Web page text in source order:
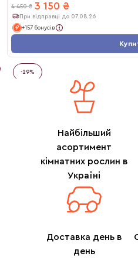
4 450 ₴ 3 150 ₴
При відправці до 07.08.26
+157 бонусів
-29%
Найбільший
асортимент
кімнатних рослин в
Україні
Доставка день в
день